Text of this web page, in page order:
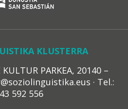
KLUSTERRA
PARKEA, 20140 –
· Tel.:
592 556